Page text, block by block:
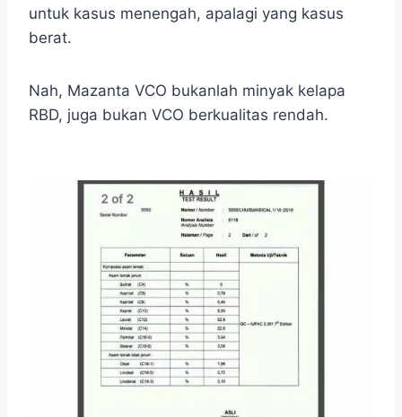
untuk kasus menengah, apalagi yang kasus
berat.
Nah, Mazanta VCO bukanlah minyak kelapa
RBD, juga bukan VCO berkualitas rendah.